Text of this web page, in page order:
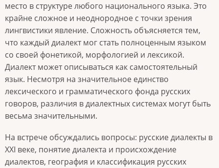
место в структуре любого национального языка. Это
крайне сложное и неоднородное с точки зрения
лингвистики явление. Сложность объясняется тем,
что каждый диалект мог стать полноценным языком
со своей фонетикой, морфологией и лексикой.
Диалект может описываться как самостоятельный
язык. Несмотря на значительное единство
лексического и грамматического фонда русских
говоров, различия в диалектных системах могут быть
весьма значительными.
На встрече обсуждались вопросы: русские диалекты в
XXI веке, понятие диалекта и происхождение
диалектов, география и классификация русских